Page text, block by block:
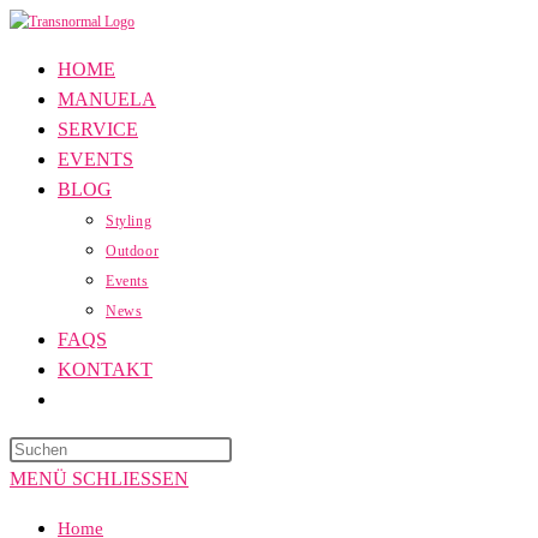
Zum
springen
HOME
MANUELA
SERVICE
EVENTS
BLOG
Styling
Outdoor
Events
News
FAQS
KONTAKT
UMSCHALTEN
MENÜ SCHLIESSEN
Home